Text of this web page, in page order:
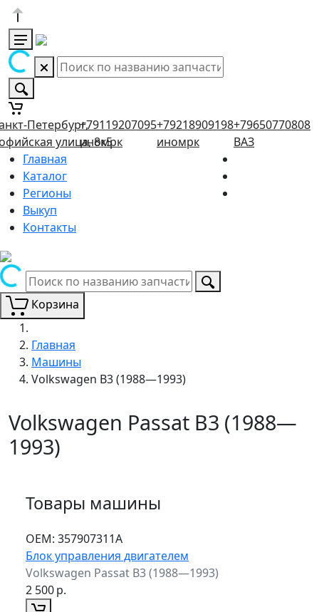
Петербург,
улица, 8к5
+79119207095
иномрк
+79218909198
иномрк
+79650770808
ВАЗ
Главная
Каталог
Регионы
Выкуп
Контакты
Корзина
Главная
Машины
Volkswagen B3 (1988—1993)
Volkswagen Passat B3 (1988—
1993)
Товары машины
ОЕМ: 357907311A
Блок управления двигателем
Volkswagen Passat B3 (1988—1993)
2 500р.